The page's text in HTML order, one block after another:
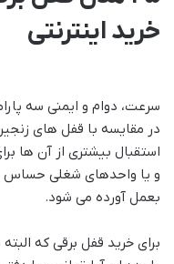
خرید اینترنتی
سرعت، دوام و ایمنی سه
در مقایسه با قفل های
استقبال بیشتری از آن ها
و یا واحدهای شغلی حساس
بعمل آورده می شود.
برای خرید قفل برقی که